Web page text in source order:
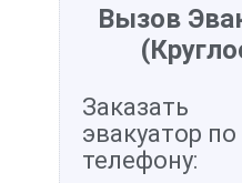
Вызов
Заказать
эвакуатор по
телефону: